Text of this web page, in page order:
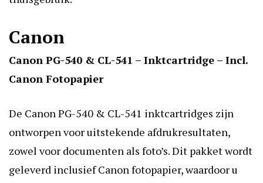
Canon
Canon PG-540 & CL-541 – Inktcartridge – Incl.
Canon Fotopapier
De Canon PG-540 & CL-541 inktcartridges zijn
ontworpen voor uitstekende afdrukresultaten,
zowel voor documenten als foto’s. Dit pakket wordt
geleverd inclusief Canon fotopapier, waardoor u